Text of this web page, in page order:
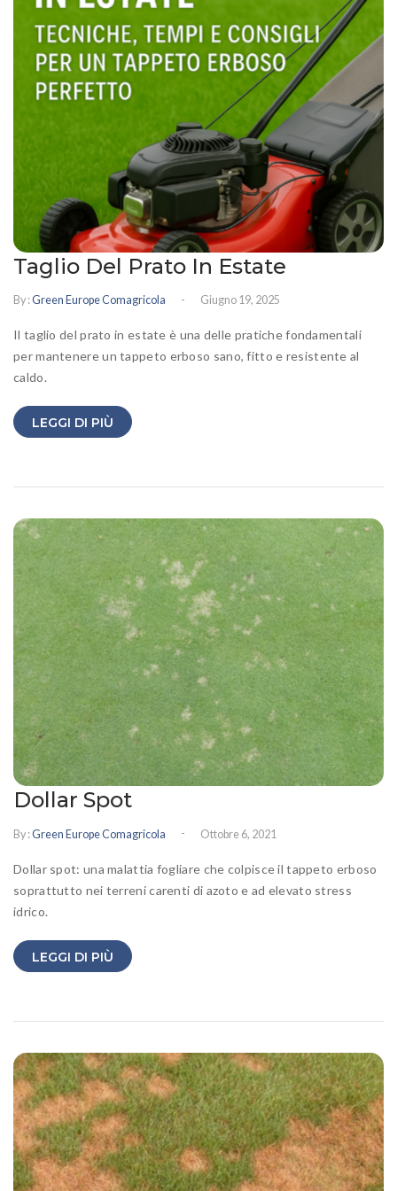
Prato fiorito
Paesaggio
Ornamentali
Speciali
Ripopolazione insetti
Idrosemina
RICHIEDI INFORMAZIONI
EN DE
Taglio Del Prato In Estate
By : Green Europe Comagricola - Giugno 19, 2025
Il taglio del prato in estate è una delle pratiche fondamentali
per mantenere un tappeto erboso sano, fitto e resistente al
caldo.
LEGGI DI PIÙ
Dollar Spot
By : Green Europe Comagricola - Ottobre 6, 2021
Dollar spot: una malattia fogliare che colpisce il tappeto erboso
soprattutto nei terreni carenti di azoto e ad elevato stress
idrico.
LEGGI DI PIÙ